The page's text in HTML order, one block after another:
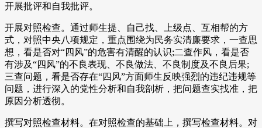
开展批评和自我批评。
开展对照检查。通过师生提、自己找、上级点、互相帮的方
式，对照中央八项规定，重点围绕为民务实清廉要求，一查思
想，看是否对“四风”的危害有清醒的认识;二查作风，看是否
有涉及“四风”的不良表现、不良做法、不良制度及不良后果;
三查问题，看是否存在“四风”方面师生反映强烈的违纪违规等
问题，进行深入的党性分析和自我剖析，把问题查实找准，把
原因分析透彻。
撰写对照检查材料。在对照检查的基础上，撰写检查材料。对